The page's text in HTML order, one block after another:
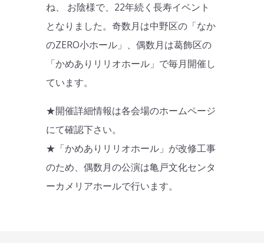
ね、 お陰様で、22年続く長寿イベント
となりました。奇数月は中野区の「なか
のZERO小ホール」、偶数月は葛飾区の
「かめありリリオホール」で毎月開催し
ています。
★開催詳細情報は各会場のホームページ
にて確認下さい。
★「かめありリリオホール」が改修工事
のため、偶数月の公演は亀戸文化センタ
ーカメリアホールで行います。